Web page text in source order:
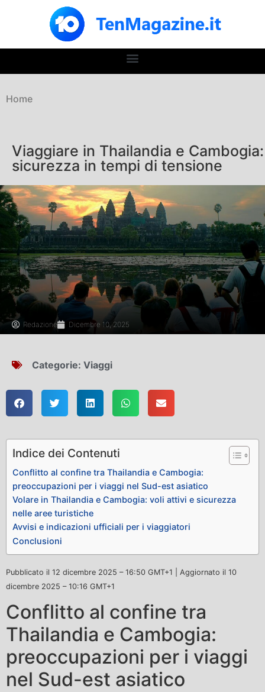
Home
Viaggiare in Thailandia e Cambogia:
sicurezza in tempi di tensione
Redazione Dicembre 10, 2025
Categorie: Viaggi
Indice dei Contenuti
Conflitto al confine tra Thailandia e Cambogia:
preoccupazioni per i viaggi nel Sud-est asiatico
Volare in Thailandia e Cambogia: voli attivi e sicurezza
nelle aree turistiche
Avvisi e indicazioni ufficiali per i viaggiatori
Conclusioni
Pubblicato il 12 dicembre 2025 – 16:50 GMT+1 | Aggiornato il 10
dicembre 2025 – 10:16 GMT+1
Conflitto al confine tra
Thailandia e Cambogia:
preoccupazioni per i viaggi
nel Sud-est asiatico